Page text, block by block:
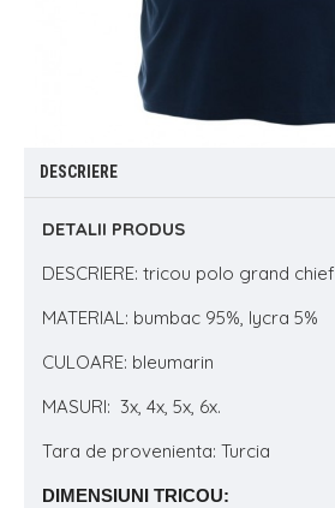
DESCRIERE
DETALII PRODUS
DESCRIERE: tricou polo grand chief
MATERIAL: bumbac 95%, lycra 5%
CULOARE: bleumarin
MASURI: 3x, 4x, 5x, 6x.
Tara de provenienta: Turcia
DIMENSIUNI TRICOU: